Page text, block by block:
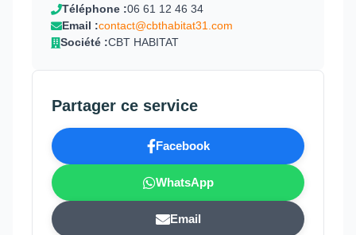
Téléphone :06 61 12 46 34
Email :contact@cbthabitat31.com
Société :CBT HABITAT
Partager ce service
Facebook
WhatsApp
Email